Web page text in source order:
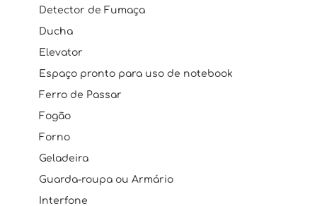
Detector de Fumaça
Ducha
Elevator
Espaço pronto para uso de notebook
Ferro de Passar
Fogão
Forno
Geladeira
Guarda-roupa ou Armário
Interfone